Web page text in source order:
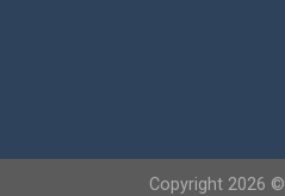
Copyright 2026 ©